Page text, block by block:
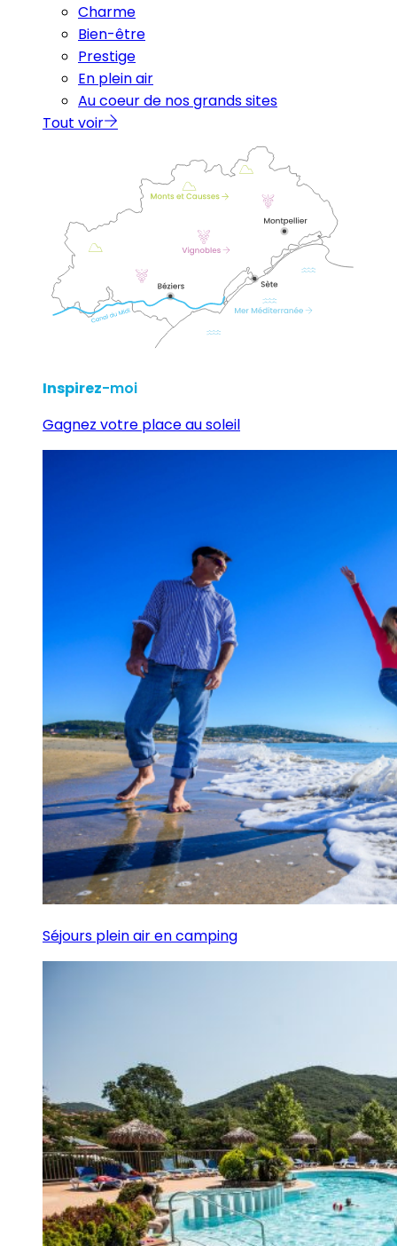
Charme
Bien-être
Prestige
En plein air
Au coeur de nos grands sites
Tout voir
Inspirez-moi
Gagnez votre place au soleil
Séjours plein air en camping